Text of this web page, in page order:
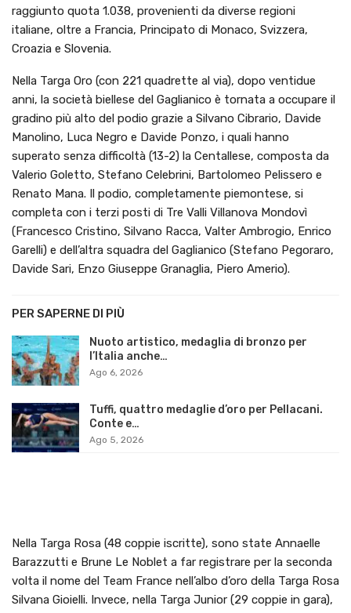
raggiunto quota 1.038, provenienti da diverse regioni
italiane, oltre a Francia, Principato di Monaco, Svizzera,
Croazia e Slovenia.
Nella Targa Oro (con 221 quadrette al via), dopo ventidue
anni, la società biellese del Gaglianico è tornata a occupare il
gradino più alto del podio grazie a Silvano Cibrario, Davide
Manolino, Luca Negro e Davide Ponzo, i quali hanno
superato senza difficoltà (13-2) la Centallese, composta da
Valerio Goletto, Stefano Celebrini, Bartolomeo Pelissero e
Renato Mana. Il podio, completamente piemontese, si
completa con i terzi posti di Tre Valli Villanova Mondovì
(Francesco Cristino, Silvano Racca, Valter Ambrogio, Enrico
Garelli) e dell’altra squadra del Gaglianico (Stefano Pegoraro,
Davide Sari, Enzo Giuseppe Granaglia, Piero Amerio).
PER SAPERNE DI PIÙ
Nuoto artistico, medaglia di bronzo per
l’Italia anche…
Ago 6, 2026
Tuffi, quattro medaglie d’oro per Pellacani.
Conte e…
Ago 5, 2026
Nella Targa Rosa (48 coppie iscritte), sono state Annaelle
Barazzutti e Brune Le Noblet a far registrare per la seconda
volta il nome del Team France nell’albo d’oro della Targa Rosa
Silvana Gioielli. Invece, nella Targa Junior (29 coppie in gara),